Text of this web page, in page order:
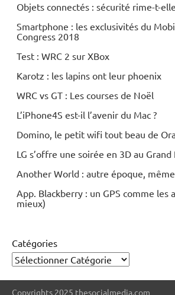
Téléphonie
mobile
Web/Tech
Objets connectés : sécurité rime-t-
Smartphone : les exclusivités du
Congress 2018
Test : WRC 2 sur XBox
Karotz : les lapins ont leur phoenix
WRC vs GT : Les courses de Noël
L’iPhone4S est-il l’avenir du Mac ?
Domino, le petit wifi tout beau de
LG s’offre une soirée en 3D au Grand
Another World : autre époque,
App. Blackberry : un GPS comme les
mieux)
Catégories
Copyrights 2025 thesocialmedia.com